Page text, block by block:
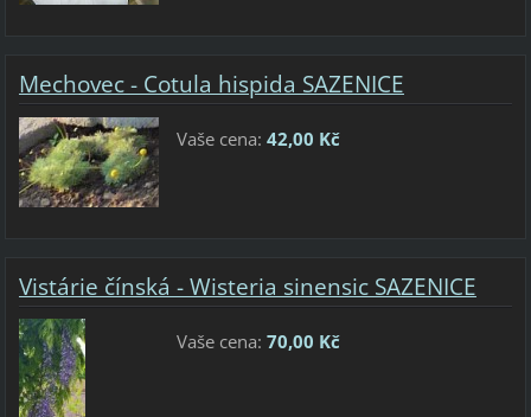
Mechovec - Cotula hispida SAZENICE
Vaše cena: 42,00 Kč
Vistárie čínská - Wisteria sinensic SAZENICE
Vaše cena: 70,00 Kč